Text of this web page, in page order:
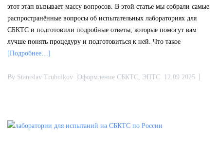
этот этап вызывает массу вопросов. В этой статье мы собрали самые
распространённые вопросы об испытательных лабораториях для
СБКТС и подготовили подробные ответы, которые помогут вам
лучше понять процедуру и подготовиться к ней. Что такое
[Подробнее…]
By Stanislav Trubnikov Оформление СБКТС, ЭПТС 12.09.2025